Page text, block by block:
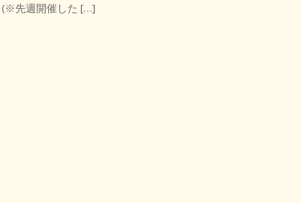
(※先週開催した […]